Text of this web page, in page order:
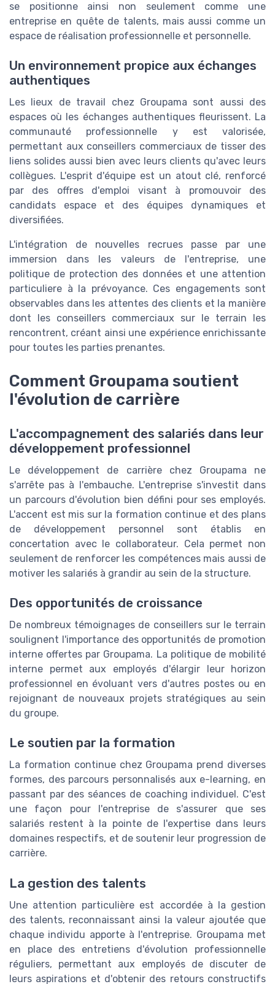
se positionne ainsi non seulement comme une
entreprise en quête de talents, mais aussi comme un
espace de réalisation professionnelle et personnelle.
Un environnement propice aux échanges
authentiques
Les lieux de travail chez Groupama sont aussi des
espaces où les échanges authentiques fleurissent. La
communauté professionnelle y est valorisée,
permettant aux conseillers commerciaux de tisser des
liens solides aussi bien avec leurs clients qu'avec leurs
collègues. L'esprit d'équipe est un atout clé, renforcé
par des offres d'emploi visant à promouvoir des
candidats espace et des équipes dynamiques et
diversifiées.
L'intégration de nouvelles recrues passe par une
immersion dans les valeurs de l'entreprise, une
politique de protection des données et une attention
particuliere à la prévoyance. Ces engagements sont
observables dans les attentes des clients et la manière
dont les conseillers commerciaux sur le terrain les
rencontrent, créant ainsi une expérience enrichissante
pour toutes les parties prenantes.
Comment Groupama soutient
l'évolution de carrière
L'accompagnement des salariés dans leur
développement professionnel
Le développement de carrière chez Groupama ne
s'arrête pas à l'embauche. L'entreprise s'investit dans
un parcours d'évolution bien défini pour ses employés.
L'accent est mis sur la formation continue et des plans
de développement personnel sont établis en
concertation avec le collaborateur. Cela permet non
seulement de renforcer les compétences mais aussi de
motiver les salariés à grandir au sein de la structure.
Des opportunités de croissance
De nombreux témoignages de conseillers sur le terrain
soulignent l'importance des opportunités de promotion
interne offertes par Groupama. La politique de mobilité
interne permet aux employés d'élargir leur horizon
professionnel en évoluant vers d'autres postes ou en
rejoignant de nouveaux projets stratégiques au sein
du groupe.
Le soutien par la formation
La formation continue chez Groupama prend diverses
formes, des parcours personnalisés aux e-learning, en
passant par des séances de coaching individuel. C'est
une façon pour l'entreprise de s'assurer que ses
salariés restent à la pointe de l'expertise dans leurs
domaines respectifs, et de soutenir leur progression de
carrière.
La gestion des talents
Une attention particulière est accordée à la gestion
des talents, reconnaissant ainsi la valeur ajoutée que
chaque individu apporte à l'entreprise. Groupama met
en place des entretiens d'évolution professionnelle
réguliers, permettant aux employés de discuter de
leurs aspirations et d'obtenir des retours constructifs